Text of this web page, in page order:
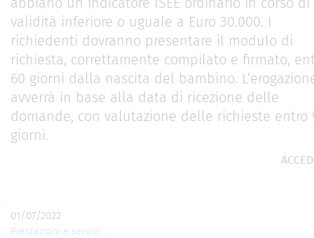
validità inferiore o uguale a Euro 30.000. I
richiedenti dovranno presentare il modulo di
richiesta, correttamente compilato e firmato,
60 giorni dalla nascita del bambino.
avverrà in base alla data di ricezione delle
domande, con valutazione delle richieste entro
giorni.
01/07/2022
Prestazioni e servizi